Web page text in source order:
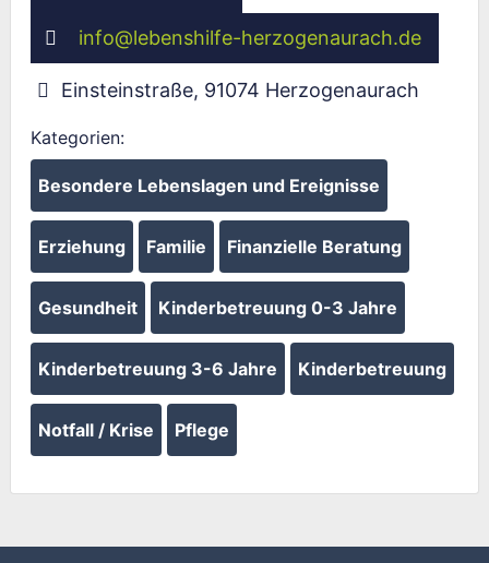
info@lebenshilfe-herzogenaurach.de
Einsteinstraße, 91074 Herzogenaurach
Kategorien:
Besondere Lebenslagen und Ereignisse
Erziehung Familie Finanzielle Beratung
Gesundheit Kinderbetreuung 0-3 Jahre
Kinderbetreuung 3-6 Jahre Kinderbetreuung
Notfall / Krise Pflege